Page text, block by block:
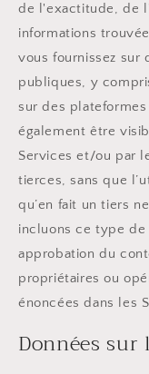
de l'exactitude, de
informations
vous fournissez sur
publiques, y
sur des
également être
Services et/ou par
tierces, sans que
qu’en fait un tiers
incluons ce type
approbation du
propriétaires ou
énoncées dans les
Données